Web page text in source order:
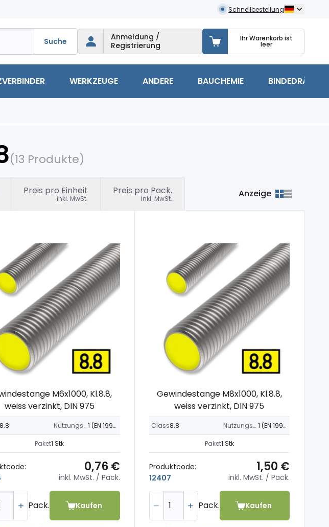
Schnellbestellung
Suche
Anmeldung /
Registrierung
Ihr Warenkorb ist
leer
WERKZEUGE ANDERE BAUCHEMIE BINDEDRÄHTE
(13 Produkte)
Preis pro Einheit
inkl. MwSt.
Preis pro Pack.
inkl. MwSt. Anzeige
M6x1000, Kl.8.8,
weiss verzinkt, DIN 975
8.8 Nutzungsklasse 1 (EN 1995-1-1)
Paket1 Stk
0,76 €
inkl. MwSt. / Pack.
Pack. Kaufen
Gewindestange M8x1000, Kl.8.8,
weiss verzinkt, DIN 975
Class8.8 Nutzungsklasse 1 (EN 1995-1-1)
Paket1 Stk
Produktcode:
12407
1,50 €
inkl. MwSt. / Pack.
Pack. Kaufen